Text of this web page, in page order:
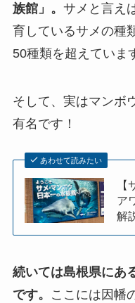
族館」。 サメと言え
育しているサメの種
50種類を超えていま
そして、実はマンボ
有名です！
あわせて読みたい
ア
解
続いては島根県にあ
です。
ここには因幡